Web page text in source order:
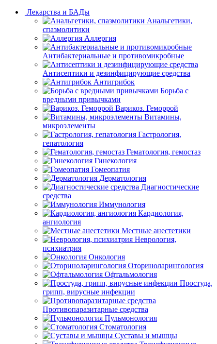
Лекарства и БАДы
Анальгетики,
спазмолитики
Аллергия
Антибактериальные и противомикробные
Антисептики и дезинфицирующие средства
Антигрибок
Борьба с
вредными привычками
Варикоз. Геморрой
Витамины,
микроэлементы
Гастрология,
гепатология
Гематология, гемостаз
Гинекология
Гомеопатия
Дерматология
Диагностические
средства
Иммунология
Кардиология,
ангиология
Местные анестетики
Неврология,
психиатрия
Онкология
Оториноларингология
Офтальмология
Простуда,
грипп, вирусные инфекции
Противопаразитарные средства
Пульмонология
Стоматология
Суставы и мышцы